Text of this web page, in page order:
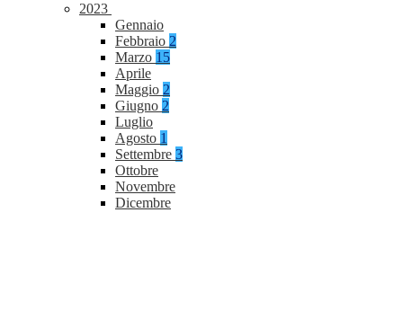
2023
Gennaio
Febbraio 2
Marzo 15
Aprile
Maggio 2
Giugno 2
Luglio
Agosto 1
Settembre 3
Ottobre
Novembre
Dicembre